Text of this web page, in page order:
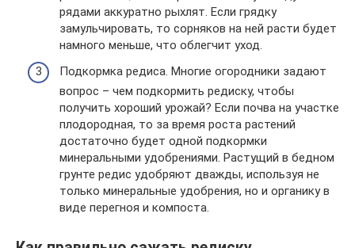
рядами аккуратно рыхлят. Если грядку
замульчировать, то сорняков на ней расти будет
намного меньше, что облегчит уход.
Подкормка редиса. Многие огородники задают
вопрос – чем подкормить редиску, чтобы
получить хороший урожай? Если почва на участке
плодородная, то за время роста растений
достаточно будет одной подкормки
минеральными удобрениями. Растущий в бедном
грунте редис удобряют дважды, используя не
только минеральные удобрения, но и органику в
виде перегноя и компоста.